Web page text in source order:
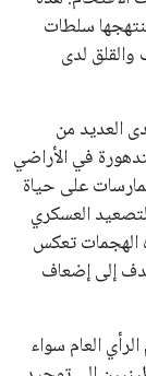
سلطات
لدى
العديد من
في الأراضي
على حياة
العسكري
الهجمات تعكس
إلى إضعاف
العام سواء